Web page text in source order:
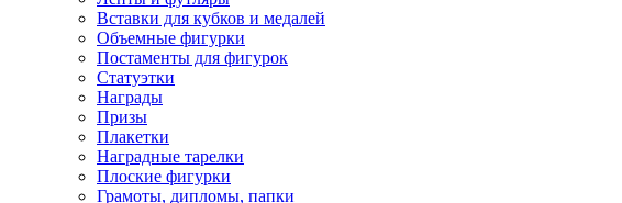
Вставки для кубков и медалей
Объемные фигурки
Постаменты для фигурок
Статуэтки
Награды
Призы
Плакетки
Наградные тарелки
Плоские фигурки
Грамоты, дипломы, папки